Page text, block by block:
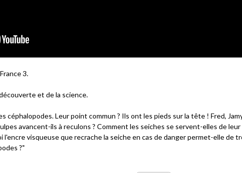
3.
et de la science.
céphalopodes. Leur point commun ? Ils ont les pieds sur la tête ! Fred,
avancent-ils à reculons ? Comment les seiches se servent-elles de
l'encre visqueuse que recrache la seiche en cas de danger permet-elle de
?"